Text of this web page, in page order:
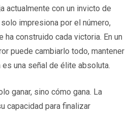
actualmente con un invicto de
impresiona por el número,
ha construido cada victoria. En un
puede cambiarlo todo, mantener
una señal de élite absoluta.
ganar, sino cómo gana. La
capacidad para finalizar